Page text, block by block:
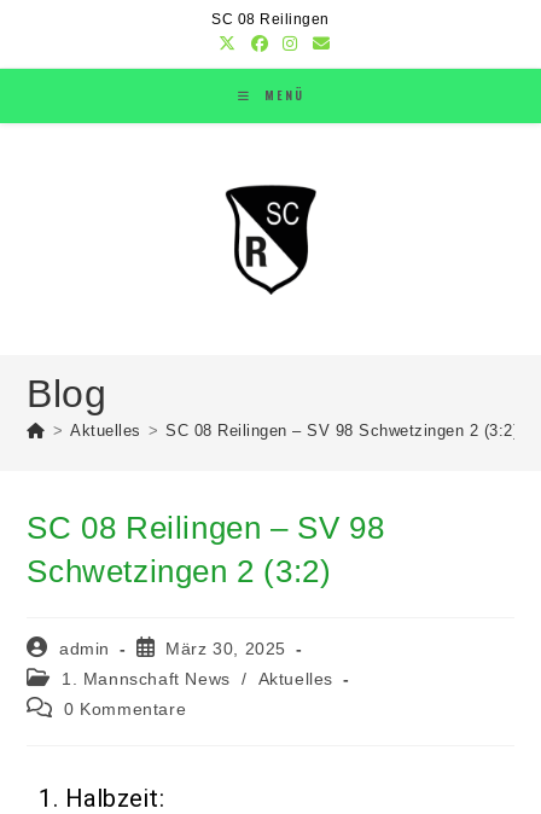
SC 08 Reilingen
MENÜ
Blog
> Aktuelles > SC 08 Reilingen – SV 98 Schwetzingen 2 (3:2)
SC 08 Reilingen – SV 98
Schwetzingen 2 (3:2)
admin
März 30, 2025
1. Mannschaft News
/
Aktuelles
0 Kommentare
1. Halbzeit: